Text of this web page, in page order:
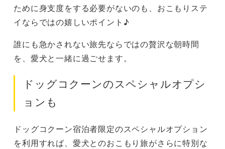
ために身支度をする必要がないのも、おこもりステ
イならではの嬉しいポイント♪
誰にも急かされない旅先ならではの贅沢な朝時間
を、愛犬と一緒に過ごせます。
ドッグコクーンのスペシャルオプシ
ョンも
ドッグコクーン宿泊者限定のスペシャルオプション
を利用すれば、愛犬とのおこもり旅がさらに特別な